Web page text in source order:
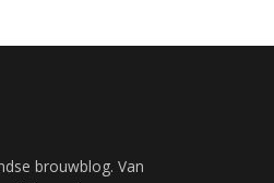
brouwblog. Van